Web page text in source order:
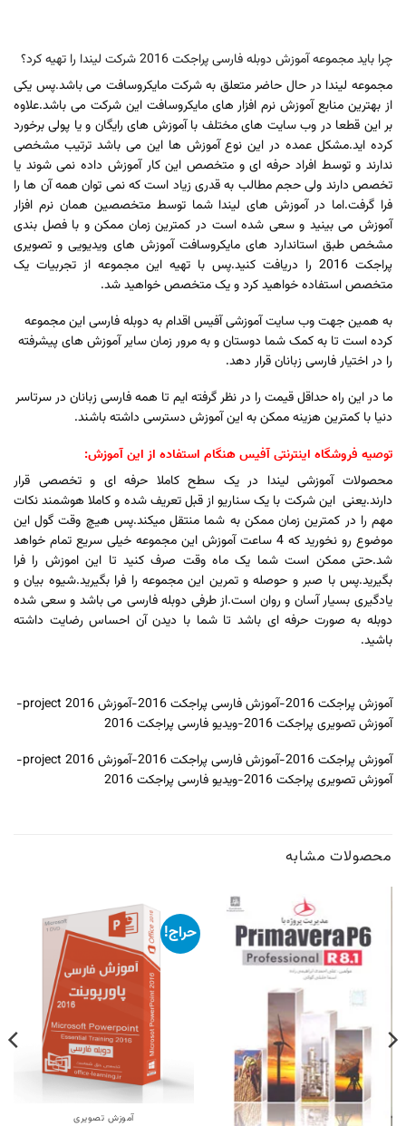
چرا باید مجموعه آموزش دوبله فارسی پراجکت 2016 شرکت لیندا را تهیه کرد؟
مجموعه لیندا در حال حاضر متعلق به شرکت مایکروسافت می باشد.پس یکی
از بهترین منابع آموزش نرم افزار های مایکروسافت این شرکت می باشد.علاوه
بر این قطعا در وب سایت های مختلف با آموزش های رایگان و یا پولی برخورد
کرده اید.مشکل عمده در این نوع آموزش ها این می باشد ترتیب مشخصی
ندارند و توسط افراد حرفه ای و متخصص این کار آموزش داده نمی شوند یا
تخصص دارند ولی حجم مطالب به قدری زیاد است که نمی توان همه آن ها را
فرا گرفت.اما در آموزش های لیندا شما توسط متخصصین همان نرم افزار
آموزش می بینید و سعی شده است در کمترین زمان ممکن و با فصل بندی
مشخص طبق استاندارد های مایکروسافت آموزش های ویدیویی و تصویری
پراجکت 2016 را دریافت کنید.پس با تهیه این مجموعه از تجربیات یک
متخصص استفاده خواهید کرد و یک متخصص خواهید شد.
به همین جهت وب سایت آموزشی آفیس اقدام به دوبله فارسی این مجموعه
کرده است تا به کمک شما دوستان و به مرور زمان سایر آموزش های پیشرفته
را در اختیار فارسی زبانان قرار دهد.
ما در این راه حداقل قیمت را در نظر گرفته ایم تا همه فارسی زبانان در سرتاسر
دنیا با کمترین هزینه ممکن به این آموزش دسترسی داشته باشند.
توصیه فروشگاه اینترنتی آفیس هنگام استفاده از این آموزش:
محصولات آموزشی لیندا در یک سطح کاملا حرفه ای و تخصصی قرار
دارند.یعنی این شرکت با یک سناریو از قبل تعریف شده و کاملا هوشمند نکات
مهم را در کمترین زمان ممکن به شما منتقل میکند.پس هیچ وقت گول این
موضوع رو نخورید که 4 ساعت آموزش این مجموعه خیلی سریع تمام خواهد
شد.حتی ممکن است شما یک ماه وقت صرف کنید تا این اموزش را فرا
بگیرید.پس با صبر و حوصله و تمرین این مجموعه را فرا بگیرید.شیوه بیان و
یادگیری بسیار آسان و روان است.از طرفی دوبله فارسی می باشد و سعی شده
دوبله به صورت حرفه ای باشد تا شما با دیدن آن احساس رضایت داشته
باشید.
آموزش پراجکت 2016-آموزش فارسی پراجکت 2016-آموزش project 2016-
آموزش تصویری پراجکت 2016-ویدیو فارسی پراجکت 2016
آموزش پراجکت 2016-آموزش فارسی پراجکت 2016-آموزش project 2016-
آموزش تصویری پراجکت 2016-ویدیو فارسی پراجکت 2016
محصولات مشابه
حراج!
آموزش تصویری